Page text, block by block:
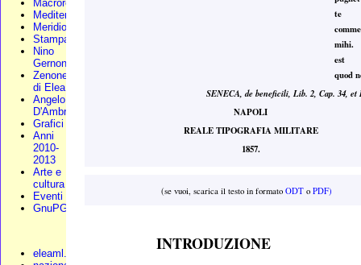
Macroregione
Mediterraneo
Meridionali
Stampa
Nino
Gernone
Zenone
di Elea
Angelo
D'Ambra
Grafici
Anni
2010-
2013
Arte e
cultura
Eventi
GnuPG
eleaml.org
te
mihi.
est
quod
SENECA, de beneficili, Lib. 2, Cap. 34, et
NAPOLI
REALE TIPOGRAFIA MILITARE
1857.
(se vuoi, scarica il testo in formatoODT oPDF)
INTRODUZIONE